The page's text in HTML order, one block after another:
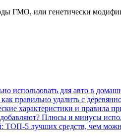
ГМО, или генетически
использовать для авто в
правильно удалить с
характеристики и правила
добавляют? Плюсы и минусы
ТОП-5 лучших средств, чем